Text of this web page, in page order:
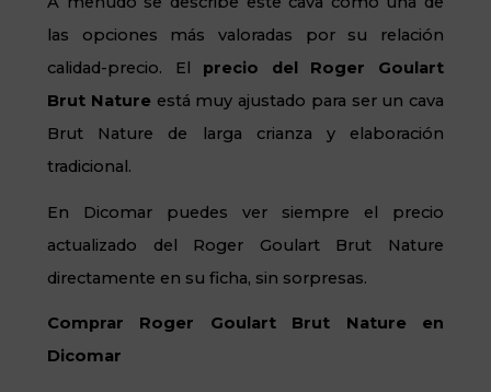
las opciones más valoradas por su relación
calidad-precio. El precio del Roger Goulart
Brut Nature está muy ajustado para ser un cava
Brut Nature de larga crianza y elaboración
tradicional.
En Dicomar puedes ver siempre el precio
actualizado del Roger Goulart Brut Nature
directamente en su ficha, sin sorpresas.
Comprar Roger Goulart Brut Nature en
Dicomar